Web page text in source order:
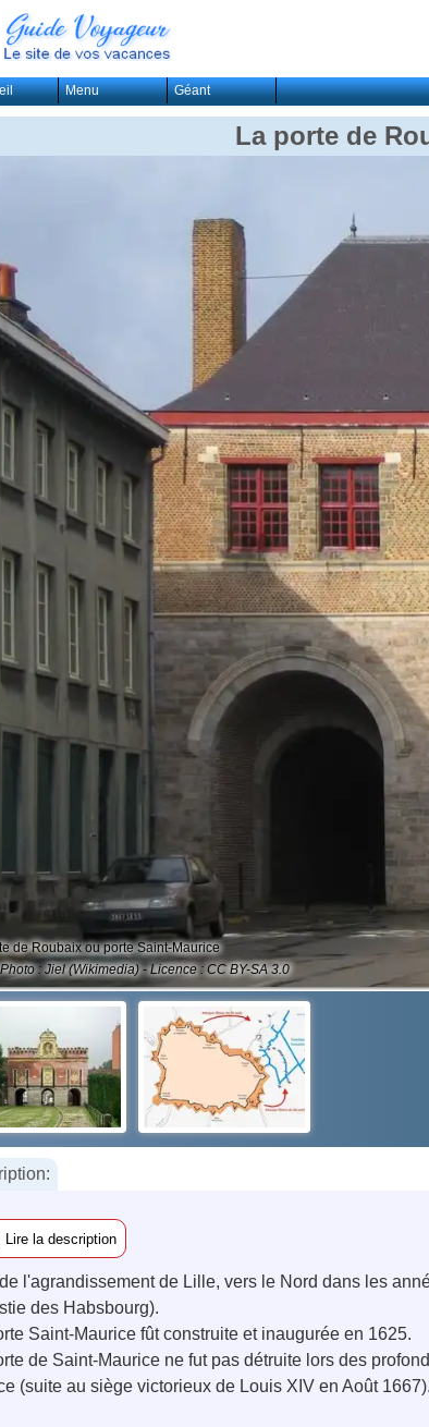
Menu Géant
La porte de
de Roubaix ou porte Saint-Maurice
: Jiel (Wikimedia) - Licence : CC BY-SA 3.0
Lire la description
l'agrandissement de Lille, vers le Nord dans les
des Habsbourg).
Saint-Maurice fût construite et inaugurée en 1625.
de Saint-Maurice ne fut pas détruite lors des
(suite au siège victorieux de Louis XIV en Août